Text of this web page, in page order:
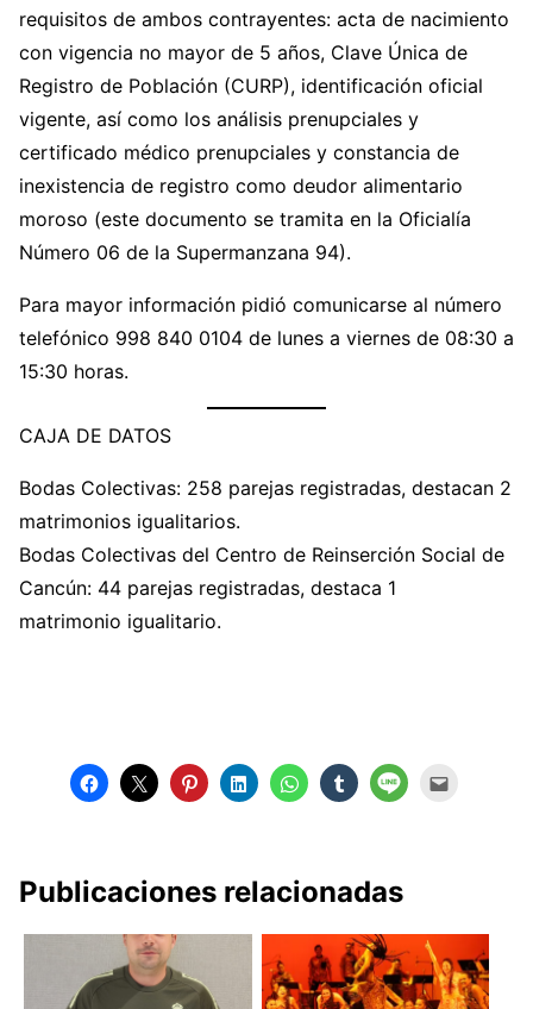
requisitos de ambos contrayentes: acta de nacimiento
con vigencia no mayor de 5 años, Clave Única de
Registro de Población (CURP), identificación oficial
vigente, así como los análisis prenupciales y
certificado médico prenupciales y constancia de
inexistencia de registro como deudor alimentario
moroso (este documento se tramita en la Oficialía
Número 06 de la Supermanzana 94).
Para mayor información pidió comunicarse al número
telefónico 998 840 0104 de lunes a viernes de 08:30 a
15:30 horas.
CAJA DE DATOS
Bodas Colectivas: 258 parejas registradas, destacan 2
matrimonios igualitarios.
Bodas Colectivas del Centro de Reinserción Social de
Cancún: 44 parejas registradas, destaca 1
matrimonio igualitario.
Publicaciones relacionadas